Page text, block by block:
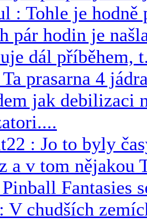
: Tohle je hodně
pár hodin je
dál příběhem,
prasarna 4
jak debilizaci
: Jo to byly
a v tom nějakou
Fantasies
V chudších